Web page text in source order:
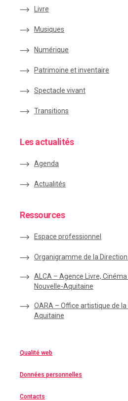
Livre
Musiques
Numérique
Patrimoine et inventaire
Spectacle vivant
Transitions
Les actualités
Agenda
Actualités
Ressources
Espace professionnel
Organigramme de la
ALCA – Agence Livre,
Nouvelle-Aquitaine
OARA – Office artistique de la
Aquitaine
Qualité web
Données personnelles
Contacts